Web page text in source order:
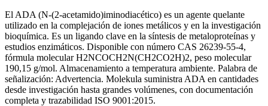
El ADA (N-(2-acetamido)iminodiacético) es un agente quelante
utilizado en la complejación de iones metálicos y en la investigación
bioquímica. Es un ligando clave en la síntesis de metaloproteínas y
estudios enzimáticos. Disponible con número CAS 26239-55-4,
fórmula molecular H2NCOCH2N(CH2CO2H)2, peso molecular
190,15 g/mol. Almacenamiento a temperatura ambiente. Palabra de
señalización: Advertencia. Molekula suministra ADA en cantidades
desde investigación hasta grandes volúmenes, con documentación
completa y trazabilidad ISO 9001:2015.